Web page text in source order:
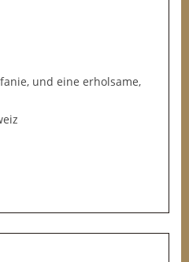
und eine erholsame,